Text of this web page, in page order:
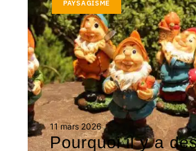
PAYSAGISME
11 mars 2026
Pourquoi il y a